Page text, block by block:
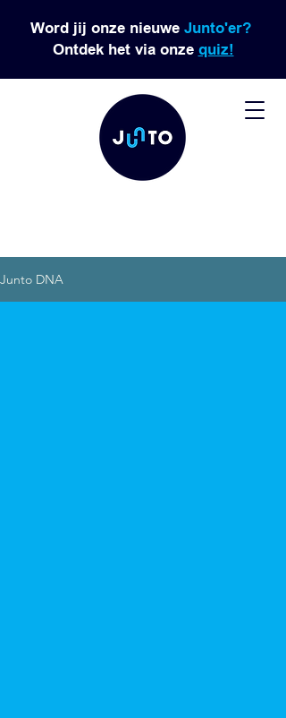
Word jij onze nieuwe Junto'er?
Ontdek het via onze quiz!
Junto DNA